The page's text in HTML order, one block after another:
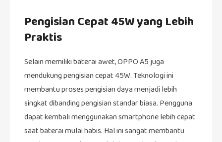
Pengisian Cepat 45W yang Lebih
Praktis
Selain memiliki baterai awet, OPPO A5 juga
mendukung pengisian cepat 45W. Teknologi ini
membantu proses pengisian daya menjadi lebih
singkat dibanding pengisian standar biasa. Pengguna
dapat kembali menggunakan smartphone lebih cepat
saat baterai mulai habis. Hal ini sangat membantu